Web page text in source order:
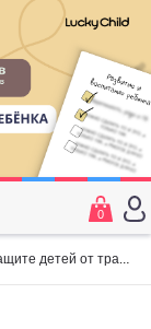
0
от травли в интернете